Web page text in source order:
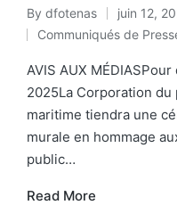
By dfotenas
juin 12,
Communiqués de
AVIS AUX
2025La Corporation
maritime tiendra une
murale en hommage
public…
Read More